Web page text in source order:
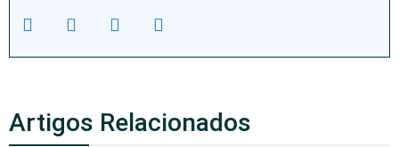
Artigos Relacionados